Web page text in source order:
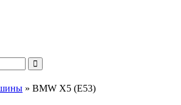
» BMW X5 (E53)